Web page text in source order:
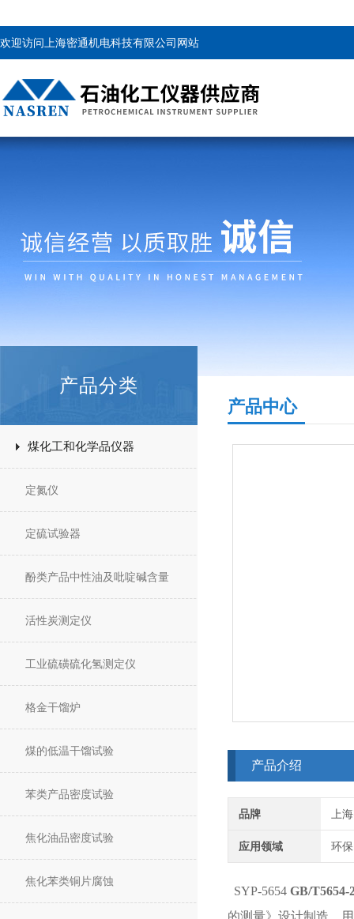
欢迎访问上海密通机电科技有限公司网站
产品分类
煤化工和化学品仪器
定氮仪
定硫试验器
酚类产品中性油及吡啶碱含量
活性炭测定仪
工业硫磺硫化氢测定仪
格金干馏炉
煤的低温干馏试验
苯类产品密度试验
焦化油品密度试验
焦化苯类铜片腐蚀
产品中心
产品介绍
品牌 上
应用领域 环
SYP-5654 GB/T5654-
的测量》设计制造。